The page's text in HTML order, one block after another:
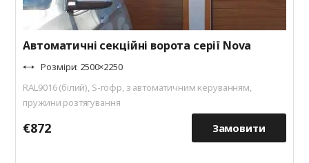
Автоматичні секційні ворота серії Nova
Розміри: 2500×2250
RAL9016 (білий), S-гофр, з автоматичним керуванням,
пружини розтягування
€872 Замовити